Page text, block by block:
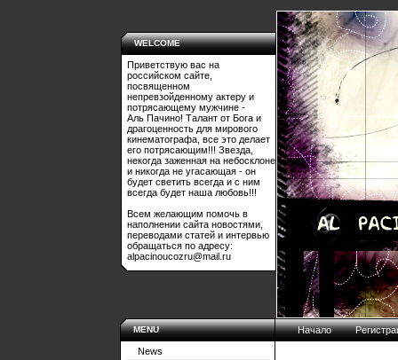
WELCOME
Приветствую вас на
российском сайте,
посвященном
непревзойденному актеру и
потрясающему мужчине -
Аль Пачино! Талант от Бога и
драгоценность для мирового
кинематографа, все это делает
его потрясающим!!! Звезда,
некогда заженная на небосклоне
и никогда не угасающая - он
будет светить всегда и с ним
всегда будет наша любовь!!!
Всем желающим помочь в
наполнении сайта новостями,
переводами статей и интервью
обращаться по адресу:
alpacinoucozru@mail.ru
MENU
News
Начало